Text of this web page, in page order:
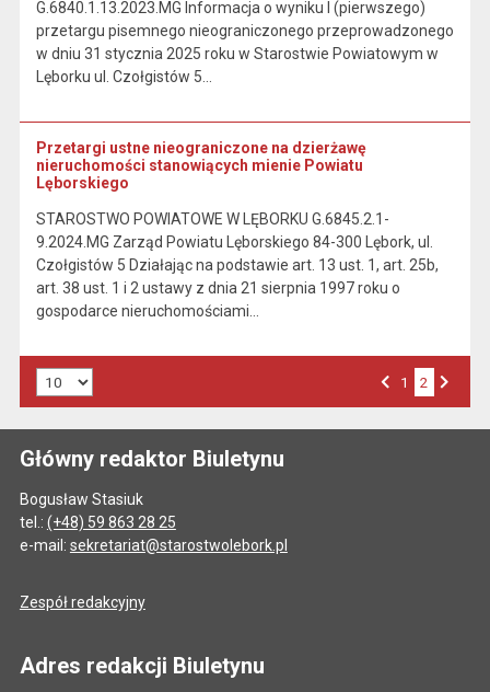
G.6840.1.13.2023.MG Informacja o wyniku I (pierwszego)
przetargu pisemnego nieograniczonego przeprowadzonego
w dniu 31 stycznia 2025 roku w Starostwie Powiatowym w
Lęborku ul. Czołgistów 5…
Przetargi ustne nieograniczone na dzierżawę
nieruchomości stanowiących mienie Powiatu
Lęborskiego
STAROSTWO POWIATOWE W LĘBORKU G.6845.2.1-
9.2024.MG Zarząd Powiatu Lęborskiego 84-300 Lębork, ul.
Czołgistów 5 Działając na podstawie art. 13 ust. 1, art. 25b,
art. 38 ust. 1 i 2 ustawy z dnia 21 sierpnia 1997 roku o
gospodarce nieruchomościami…
1 2
Główny redaktor Biuletynu
Bogusław Stasiuk
tel.: (+48) 59 863 28 25
e-mail: sekretariat@starostwolebork.pl
Zespół redakcyjny
Adres redakcji Biuletynu